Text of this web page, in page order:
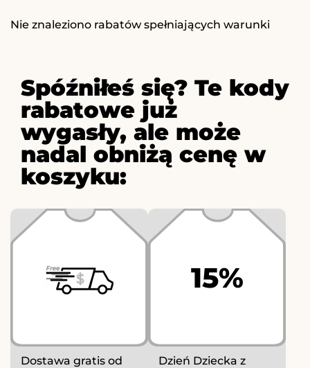
Nie znaleziono rabatów spełniających warunki
Spóźniłeś się? Te kody
rabatowe już
wygasły, ale może
nadal obniżą cenę w
koszyku:
Dostawa gratis od
15%
Dzień Dziecka z